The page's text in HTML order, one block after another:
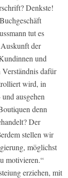
Denkste!
tut es
der
und
dafür
wird, in
ausgehen
denn
Der
stellen wir
möglichst
motivieren.“
erziehen, mit